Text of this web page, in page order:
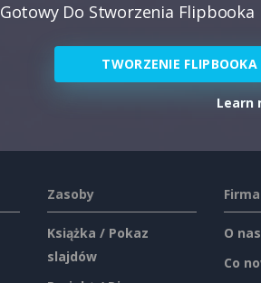
Gotowy Do Stworzenia Flipbooka
TWORZENIE FLIPBOOKA
Learn
Zasoby
Książka / Pokaz
slajdów
Firma
O nas
Co